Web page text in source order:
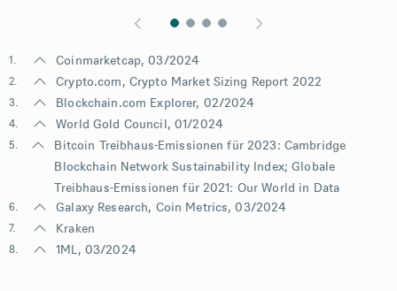
1. Coinmarketcap, 03/2024
2. Crypto.com , Crypto Market Sizing Report 2022
3. Blockchain.com Explorer, 02/2024
4. World Gold Council , 01/2024
5. Bitcoin Treibhaus-Emissionen für 2023: Cambridge
Blockchain Network Sustainability Index; Globale
Treibhaus-Emissionen für 2021: Our World in Data
6. Galaxy Research, Coin Metrics, 03/2024
7. Kraken
8. 1ML, 03/2024